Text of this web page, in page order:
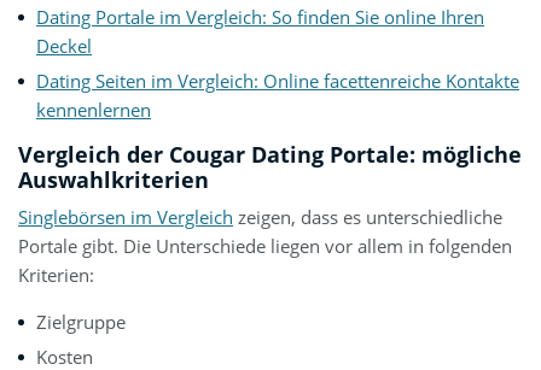
Dating Portale im Vergleich: So finden Sie online Ihren
Deckel
Dating Seiten im Vergleich: Online facettenreiche Kontakte
kennenlernen
Vergleich der Cougar Dating Portale: mögliche
Auswahlkriterien
Singlebörsen im Vergleich zeigen, dass es unterschiedliche
Portale gibt. Die Unterschiede liegen vor allem in folgenden
Kriterien:
Zielgruppe
Kosten